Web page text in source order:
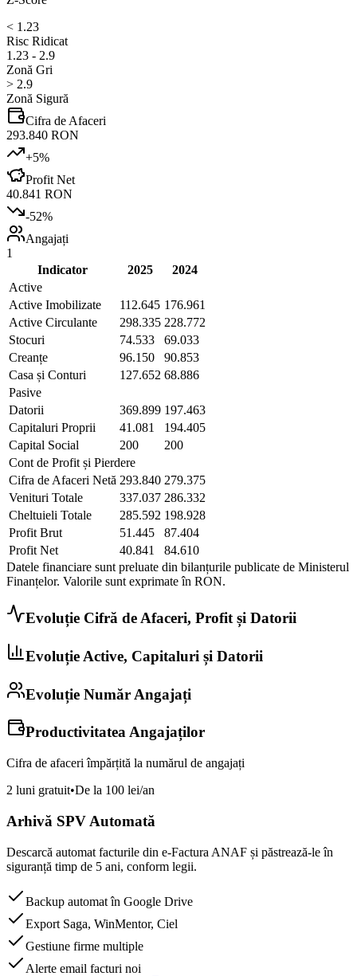
< 1.23
Risc Ridicat
1.23 - 2.9
Zonă Gri
> 2.9
Zonă Sigură
Cifra de Afaceri
293.840 RON
+5%
Profit Net
40.841 RON
-52%
Angajați
1
Indicator
2025
2024
Active
Active Imobilizate
112.645 176.961
Active Circulante
298.335 228.772
Stocuri
74.533
69.033
Creanțe
96.150
90.853
Casa și Conturi
127.652 68.886
Pasive
Datorii
369.899 197.463
Capitaluri Proprii
41.081
194.405
Capital Social
200
200
Cont de Profit și Pierdere
Cifra de Afaceri Netă 293.840 279.375
Venituri Totale
337.037 286.332
Cheltuieli Totale
285.592 198.928
Profit Brut
51.445
87.404
Profit Net
40.841
84.610
Datele financiare sunt preluate din bilanțurile publicate de Ministerul
Finanțelor. Valorile sunt exprimate în RON.
Evoluție Cifră de Afaceri, Profit și Datorii
Evoluție Active, Capitaluri și Datorii
Evoluție Număr Angajați
Productivitatea Angajaților
Cifra de afaceri împărțită la numărul de angajați
2 luni gratuit•De la 100 lei/an
Arhivă SPV Automată
Descarcă automat facturile din e-Factura ANAF și păstrează-le în
siguranță timp de 5 ani, conform legii.
Backup automat în Google Drive
Export Saga, WinMentor, Ciel
Gestiune firme multiple
Alerte email facturi noi